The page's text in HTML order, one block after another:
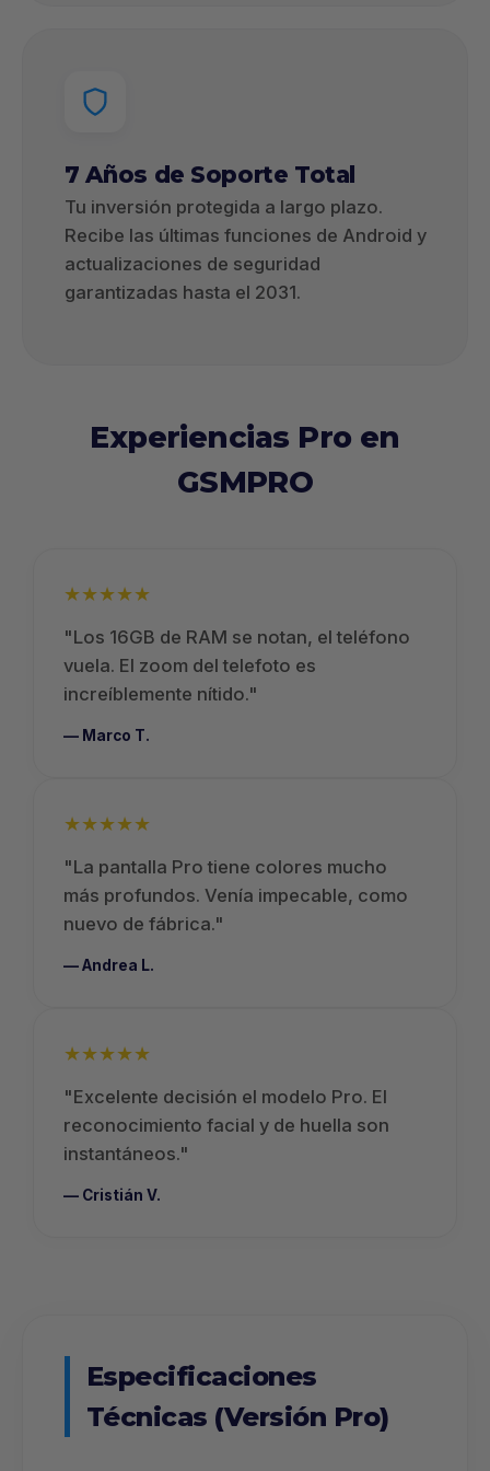
7 Años de Soporte Total
Tu inversión protegida a largo plazo.
Recibe las últimas funciones de Android y
actualizaciones de seguridad
garantizadas hasta el 2031.
Experiencias Pro en
GSMPRO
★★★★★
"Los 16GB de RAM se notan, el teléfono
vuela. El zoom del telefoto es
increíblemente nítido."
— Marco T.
★★★★★
"La pantalla Pro tiene colores mucho
más profundos. Venía impecable, como
nuevo de fábrica."
— Andrea L.
★★★★★
"Excelente decisión el modelo Pro. El
reconocimiento facial y de huella son
instantáneos."
— Cristián V.
Especificaciones
Técnicas (Versión Pro)